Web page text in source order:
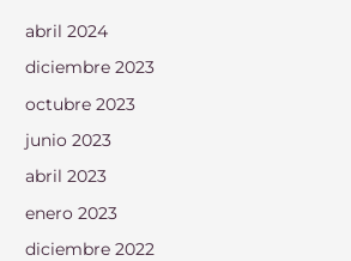
abril 2024
diciembre 2023
octubre 2023
junio 2023
abril 2023
enero 2023
diciembre 2022